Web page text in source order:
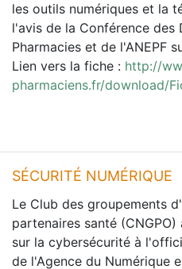
les outils numériques et la
l'avis de la Conférence des
Pharmacies et de l'ANEPF
Lien vers la fiche : http://
pharmaciens.fr/download/
SÉCURITÉ NUMÉRIQUE
Le Club des groupements
partenaires santé
sur la cybersécurité à
de l'Agence du Numérique